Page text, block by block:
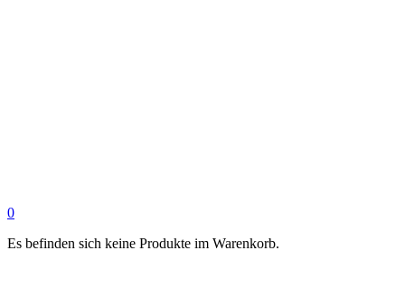
0
Es befinden sich keine Produkte im Warenkorb.